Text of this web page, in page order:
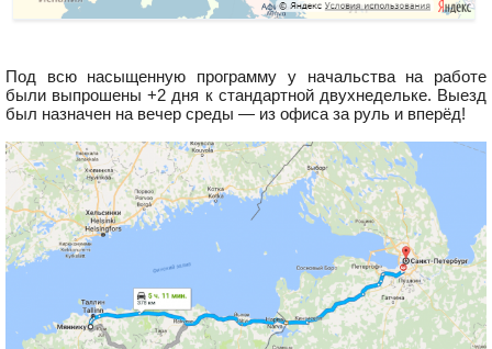
Под всю насыщенную программу у начальства на работе
были выпрошены +2 дня к стандартной двухнедельке. Выезд
был назначен на вечер среды — из офиса за руль и вперёд!